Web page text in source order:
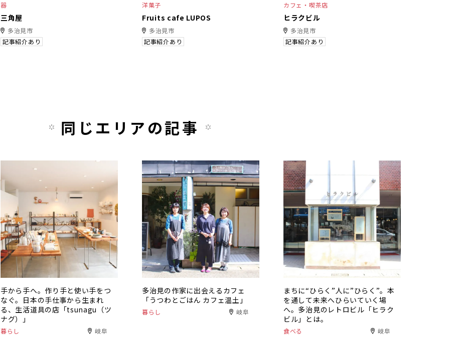
器
三角屋
多治見市
記事紹介あり
洋菓子
Fruits cafe LUPOS
多治見市
記事紹介あり
カフェ・喫茶店
ヒラクビル
多治見市
記事紹介あり
同じエリアの記事
手から手へ。作り手と使い手をつ
なぐ。日本の手仕事から生まれ
る、生活道具の店「tsunagu（ツ
ナグ）」
暮らし 岐阜
多治見の作家に出会えるカフェ
「うつわとごはん カフェ温土」
暮らし 岐阜
まちに“ひらく”人に”ひらく”。本
を通して未来へひらいていく場
へ。多治見のレトロビル「ヒラク
ビル」とは。
食べる 岐阜